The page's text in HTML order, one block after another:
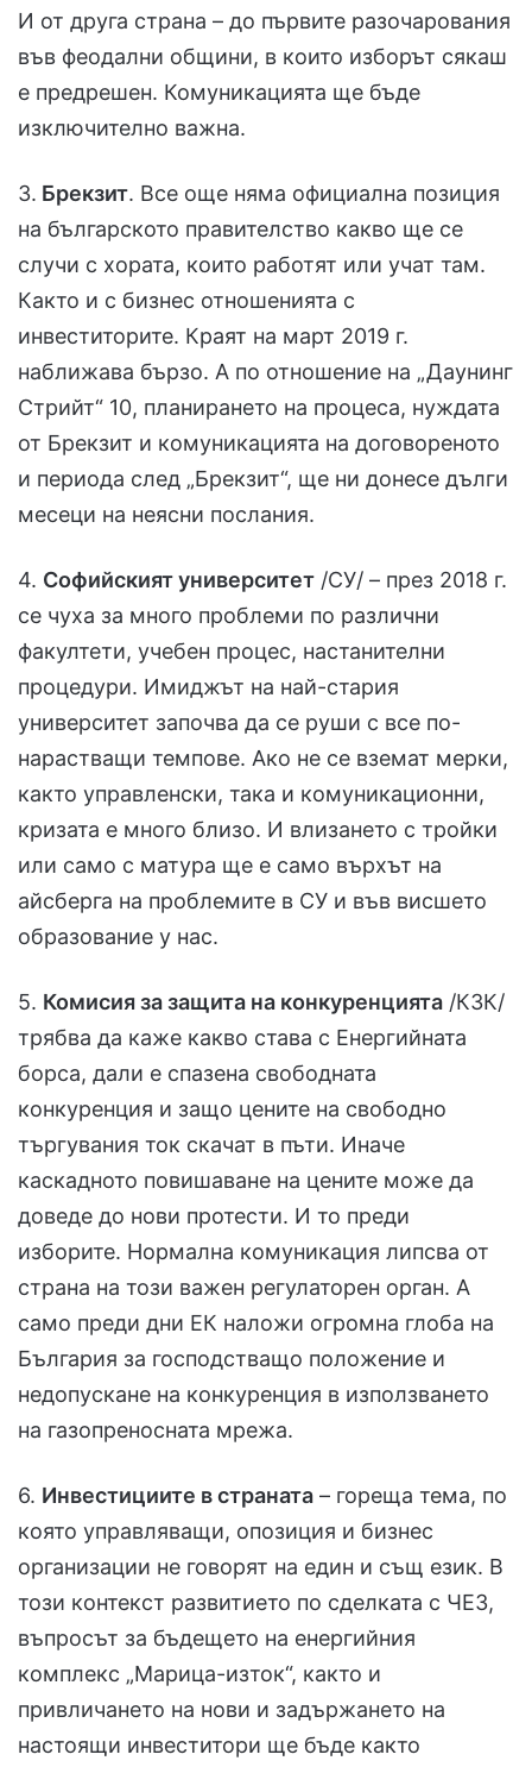
И от друга страна – до първите разочарования
във феодални общини, в които изборът сякаш
е предрешен. Комуникацията ще бъде
изключително важна.
3. Брекзит. Все още няма официална позиция
на българското правителство какво ще се
случи с хората, които работят или учат там.
Както и с бизнес отношенията с
инвеститорите. Краят на март 2019 г.
наближава бързо. А по отношение на „Даунинг
Стрийт“ 10, планирането на процеса, нуждата
от Брекзит и комуникацията на договореното
и периода след „Брекзит“, ще ни донесе дълги
месеци на неясни послания.
4. Софийският университет /СУ/ – през 2018 г.
се чуха за много проблеми по различни
факултети, учебен процес, настанителни
процедури. Имиджът на най-стария
университет започва да се руши с все по-
нарастващи темпове. Ако не се вземат мерки,
както управленски, така и комуникационни,
кризата е много близо. И влизането с тройки
или само с матура ще е само върхът на
айсберга на проблемите в СУ и във висшето
образование у нас.
5. Комисия за защита на конкуренцията /КЗК/
трябва да каже какво става с Енергийната
борса, дали е спазена свободната
конкуренция и защо цените на свободно
търгувания ток скачат в пъти. Иначе
каскадното повишаване на цените може да
доведе до нови протести. И то преди
изборите. Нормална комуникация липсва от
страна на този важен регулаторен орган. А
само преди дни ЕК наложи огромна глоба на
България за господстващо положение и
недопускане на конкуренция в използването
на газопреносната мрежа.
6. Инвестициите в страната – гореща тема, по
която управляващи, опозиция и бизнес
организации не говорят на един и същ език. В
този контекст развитието по сделката с ЧЕЗ,
въпросът за бъдещето на енергийния
комплекс „Марица-изток“, както и
привличането на нови и задържането на
настоящи инвеститори ще бъде както